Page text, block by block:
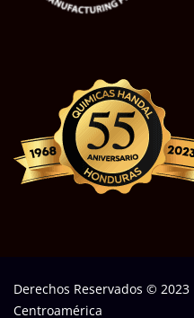
Derechos Reservados © 2023
Centroamérica